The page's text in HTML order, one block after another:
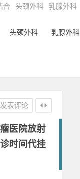
合 头颈外科 乳腺外科
头颈外科 乳腺外科
医院放射
时间代挂
发表评论